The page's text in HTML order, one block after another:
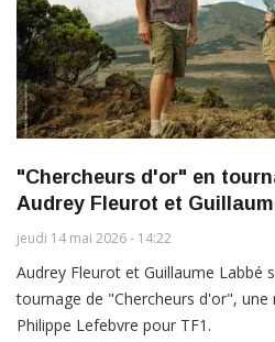
"Chercheurs d'or" en
Audrey Fleurot et
jeudi 14 mai 2026 - 14:22
Audrey Fleurot et Guillaume Labbé
tournage de "Chercheurs d'or", une
Philippe Lefebvre pour TF1.